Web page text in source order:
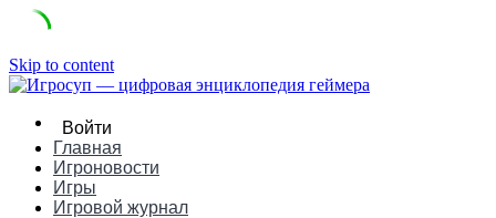
Skip to content
Войти
Главная
Игроновости
Игры
Игровой журнал